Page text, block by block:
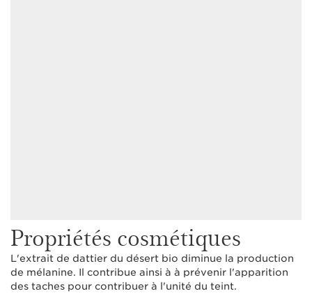
Propriétés cosmétiques
L'extrait de dattier du désert bio diminue la production
de mélanine. Il contribue ainsi à à prévenir l'apparition
des taches pour contribuer à l'unité du teint.